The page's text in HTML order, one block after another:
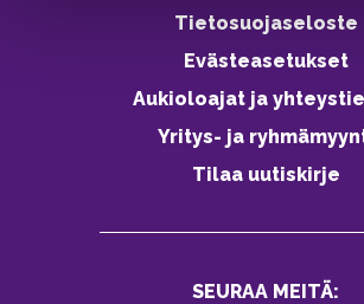
Tietosuojaseloste
Evästeasetukset
Aukioloajat ja
Yritys- ja
Tilaa uutiskirje
SEURAA MEITÄ: